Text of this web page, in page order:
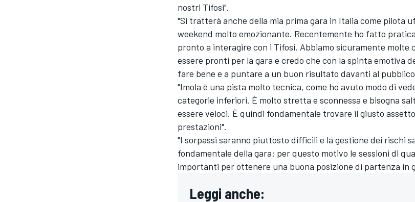
nostri Tifosi".
"Si tratterà anche della mia prima gara in Italia come pilota
weekend molto emozionante. Recentemente ho fatto
pronto a interagire con i Tifosi. Abbiamo sicuramente molte
essere pronti per la gara e credo che con la spinta emotiva
fare bene e a puntare a un buon risultato davanti al
"Imola è una pista molto tecnica, come ho avuto modo di
categorie inferiori. È molto stretta e sconnessa e bisogna
essere veloci. È quindi fondamentale trovare il giusto
prestazioni".
"I sorpassi saranno piuttosto difficili e la gestione dei rischi
fondamentale della gara: per questo motivo le sessioni di
importanti per ottenere una buona posizione di partenza in
Leggi anche: